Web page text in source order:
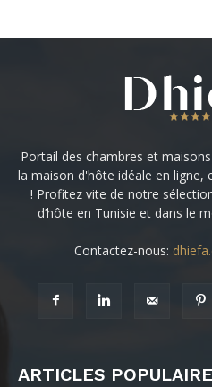
Portail des chambres et
la maison d'hôte idéale en ligne,
! Profitez vite de notre
d’hôte en Tunisie et dans le
Contactez-nous:
ARTICLES